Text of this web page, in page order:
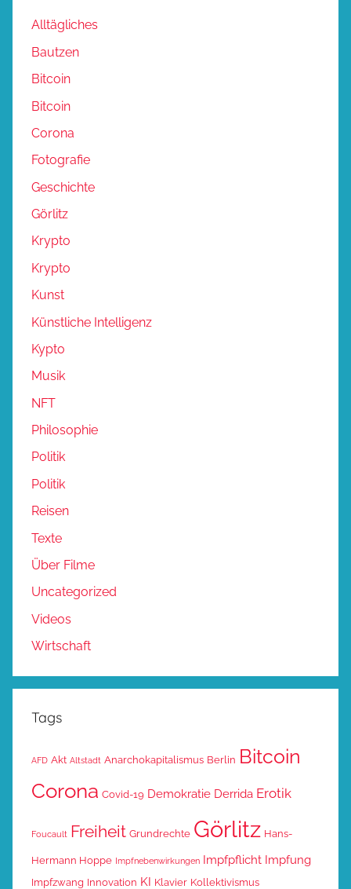
Alltägliches
Bautzen
Bitcoin
Bitcoin
Corona
Fotografie
Geschichte
Görlitz
Krypto
Krypto
Kunst
Künstliche Intelligenz
Kypto
Musik
NFT
Philosophie
Politik
Politik
Reisen
Texte
Über Filme
Uncategorized
Videos
Wirtschaft
Tags
AFD Akt Altstadt Anarchokapitalismus Berlin Bitcoin
Corona Covid-19 Demokratie Derrida Erotik
Foucault Freiheit Grundrechte Görlitz Hans-
Hermann Hoppe Impfnebenwirkungen Impfpflicht Impfung
Impfzwang Innovation KI Klavier Kollektivismus